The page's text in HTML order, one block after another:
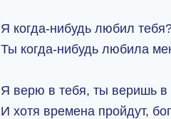
Я когда-нибудь любил
Ты когда-нибудь любила
Я верю в тебя, ты веришь в
И хотя времена пройдут,